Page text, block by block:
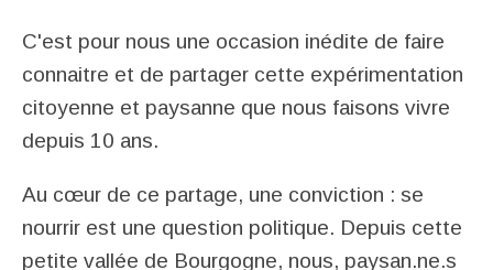
C'est pour nous une occasion inédite de faire
connaitre et de partager cette expérimentation
citoyenne et paysanne que nous faisons vivre
depuis 10 ans.
Au cœur de ce partage, une conviction : se
nourrir est une question politique. Depuis cette
petite vallée de Bourgogne, nous, paysan.ne.s